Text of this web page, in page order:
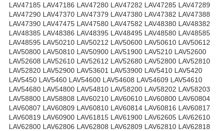
LAV47185 LAV47186 LAV47280 LAV47282 LAV47285 LAV47289
LAV47290 LAV47370 LAV47379 LAV47380 LAV47382 LAV47388
LAV47390 LAV47475 LAV47580 LAV47582 LAV48380 LAV48382
LAV48385 LAV48386 LAV48395 LAV48495 LAV48580 LAV48585
LAV48595 LAV50210 LAV50212 LAV50600 LAV50610 LAV50612
LAV50800 LAV50810 LAV50900 LAV51900 LAV5210 LAV52600
LAV52608 LAV52610 LAV52612 LAV52680 LAV52800 LAV52810
LAV52820 LAV52900 LAV53601 LAV53900 LAV5410 LAV5420
LAV5450 LAV5460 LAV54600 LAV54608 LAV54609 LAV54610
LAV54680 LAV54800 LAV54810 LAV58200 LAV58202 LAV58203
LAV58800 LAV58808 LAV60210 LAV60610 LAV60800 LAV60804
LAV60807 LAV60809 LAV60810 LAV60814 LAV60816 LAV60817
LAV60819 LAV60900 LAV61815 LAV61900 LAV62605 LAV62610
LAV62800 LAV62806 LAV62808 LAV62809 LAV62810 LAV62818